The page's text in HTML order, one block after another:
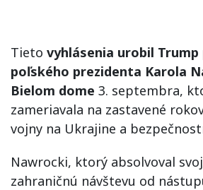
Tieto vyhlásenia urobil
poľského prezidenta Karola
Bielom dome 3. septembra,
zameriavala na zastavené
vojny na Ukrajine a
Nawrocki, ktorý absolvoval
zahraničnú návštevu od